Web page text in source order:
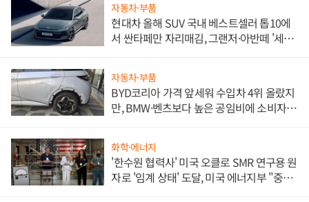
자동차·부품
현대차 올해 SUV 국내 베스트셀러 톱10에
서 싼타페만 자리매김, 그랜저·아반떼 '세단
자동차·부품
BYD코리아 가격 앞세워 수입차 4위 올랐지
만, BMW·벤츠보다 높은 공임비에 소비자
화학·에너지
'한수원 협력사' 미국 오클로 SMR 연구용 원
자로 '임계 상태' 도달, 미국 에너지부 "중요